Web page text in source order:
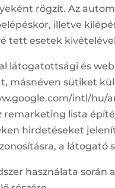
rögzít. Az
illetve
tett esetek
látogatottsági és
másnéven sütiket
intl/hu/
lista
hirdetéseket
a látogató
használata során